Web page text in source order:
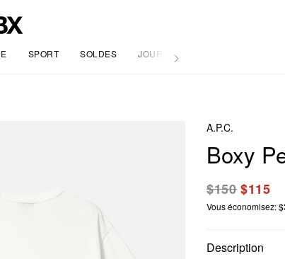
SPORT SOLDES JOURNAL
A.P.C.
Boxy
$150$115
Vous économisez:
Description